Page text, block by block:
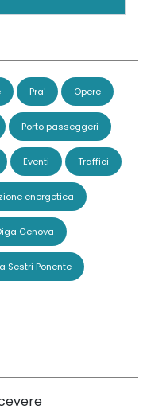
Pra' Opere
Porto passeggeri
Eventi Traffici
energetica
Genova
Sestri Ponente